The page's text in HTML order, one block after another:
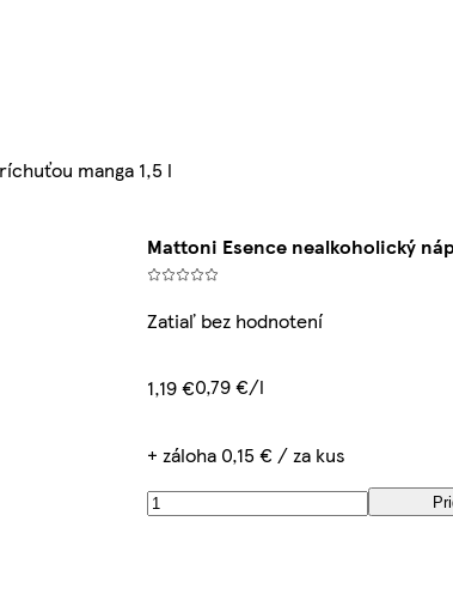
manga 1,5 l
Mattoni Esence nealkoholický
Zatiaľ bez hodnotení
1,19 €0,79 €/l
+ záloha 0,15 € / za kus